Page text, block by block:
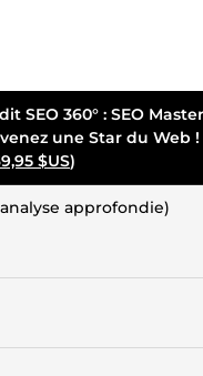
SEO 360° : SEO
une Star du Web !
$US)
approfondie)